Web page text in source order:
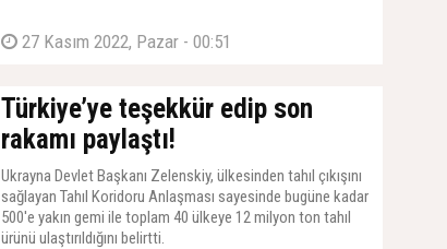
27 Kasım 2022, Pazar - 00:51
Türkiye’ye teşekkür edip son
rakamı paylaştı!
Ukrayna Devlet Başkanı Zelenskiy, ülkesinden tahıl çıkışını
sağlayan Tahıl Koridoru Anlaşması sayesinde bugüne kadar
500'e yakın gemi ile toplam 40 ülkeye 12 milyon ton tahıl
ürünü ulaştırıldığını belirtti.